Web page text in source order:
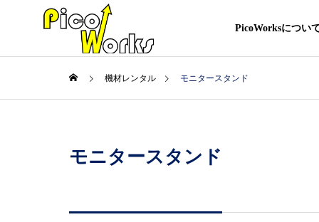
PicoWorksについ
機材レンタル モニタースタンド
モニタースタンド